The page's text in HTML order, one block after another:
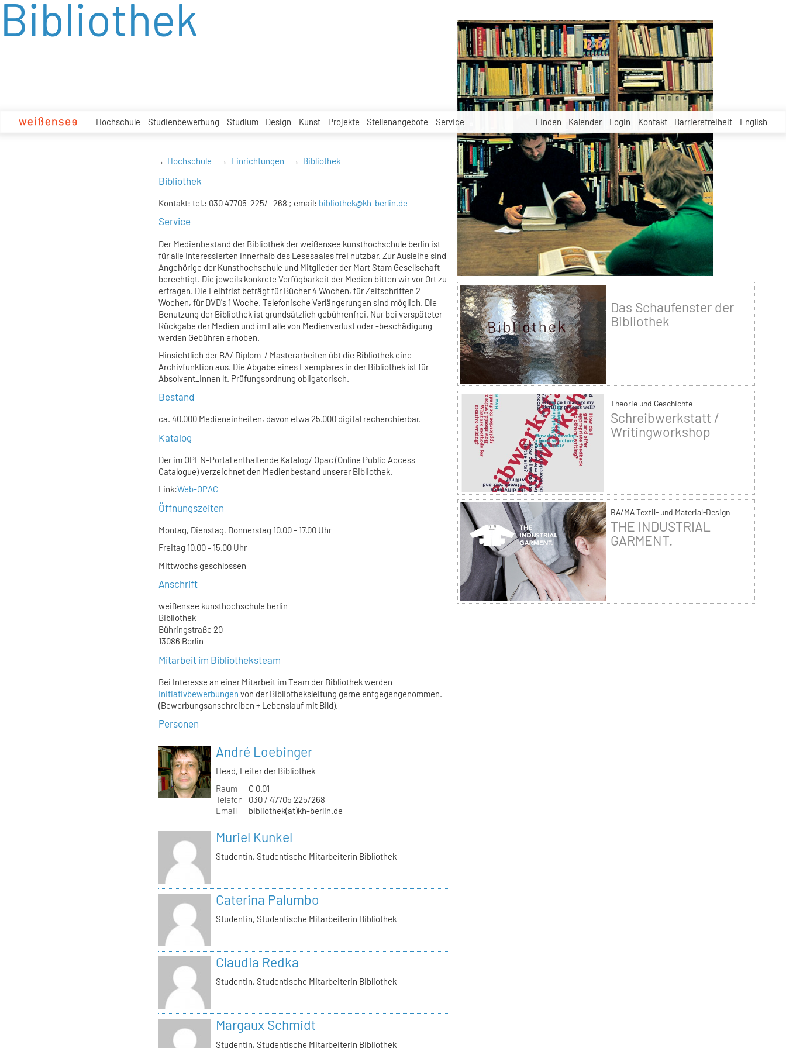
zum
Inhalt
Hochschule Studienbewerbung Studium Design Kunst Projekte Stellenangebote Service Finden Kalender Login Kontakt Barrierefreiheit English
Bibliothek
Hochschule Einrichtungen Bibliothek
Bibliothek
Kontakt: tel.: 030 47705-225/ -268 ; email: bibliothek@kh-berlin.de
Service
Der Medienbestand der Bibliothek der weißensee kunsthochschule berlin ist
für alle Interessierten innerhalb des Lesesaales frei nutzbar. Zur Ausleihe sind
Angehörige der Kunsthochschule und Mitglieder der Mart Stam Gesellschaft
berechtigt. Die jeweils konkrete Verfügbarkeit der Medien bitten wir vor Ort zu
erfragen. Die Leihfrist beträgt für Bücher 4 Wochen, für Zeitschriften 2
Wochen, für DVD's 1 Woche. Telefonische Verlängerungen sind möglich. Die
Benutzung der Bibliothek ist grundsätzlich gebührenfrei. Nur bei verspäteter
Rückgabe der Medien und im Falle von Medienverlust oder -beschädigung
werden Gebühren erhoben.
Hinsichtlich der BA/ Diplom-/ Masterarbeiten übt die Bibliothek eine
Archivfunktion aus. Die Abgabe eines Exemplares in der Bibliothek ist für
Absolvent_innen lt. Prüfungsordnung obligatorisch.
Bestand
ca. 40.000 Medieneinheiten, davon etwa 25.000 digital recherchierbar.
Katalog
Der im OPEN-Portal enthaltende Katalog/ Opac (Online Public Access
Catalogue) verzeichnet den Medienbestand unserer Bibliothek.
Link:Web-OPAC
Öffnungszeiten
Montag, Dienstag, Donnerstag 10.00 - 17.00 Uhr
Freitag 10.00 - 15.00 Uhr
Mittwochs geschlossen
Anschrift
weißensee kunsthochschule berlin
Bibliothek
Bühringstraße 20
13086 Berlin
Mitarbeit im Bibliotheksteam
Bei Interesse an einer Mitarbeit im Team der Bibliothek werden
Initiativbewerbungen von der Bibliotheksleitung gerne entgegengenommen.
(Bewerbungsanschreiben + Lebenslauf mit Bild).
Personen
André Loebinger
Head, Leiter der Bibliothek
Raum
C 0.01
Telefon
030 / 47705 225/268
Email
bibliothek(at)kh-berlin.de
Muriel Kunkel
Studentin, Studentische Mitarbeiterin Bibliothek
Caterina Palumbo
Studentin, Studentische Mitarbeiterin Bibliothek
Claudia Redka
Studentin, Studentische Mitarbeiterin Bibliothek
Margaux Schmidt
Studentin, Studentische Mitarbeiterin Bibliothek
Das Schaufenster der
Bibliothek
Theorie und Geschichte
Schreibwerkstatt /
Writingworkshop
BA/MA Textil- und Material-Design
THE INDUSTRIAL
GARMENT.